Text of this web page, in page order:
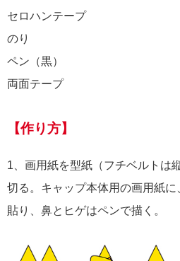
セロハンテープ
のり
ペン（黒）
両面テープ
【作り方】
1、画用紙を型紙（フチベルトは
切る。キャップ本体用の画用紙
貼り、鼻とヒゲはペンで描く。